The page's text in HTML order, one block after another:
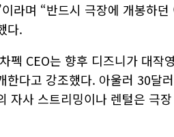
라며 “반드시 극장에 개봉하
다.
펙 CEO는 향후 디즈니가 대작
한다고 강조했다. 아울러 30달
자사 스트리밍이나 렌털은 극